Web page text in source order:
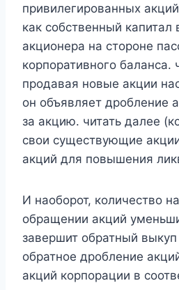
привилегированных
как собственный капитал
акционера на стороне
корпоративного баланса.
продавая новые акции
он объявляет дробление
за акцию. читать далее
свои существующие
акций для повышения
И наоборот, количество
обращении акций
завершит обратный
обратное дробление
акций корпорации в